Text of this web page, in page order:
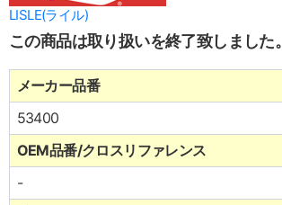
LISLE(ライル)
この商品は取り扱いを終了致しました。
メーカー品番
53400
OEM品番/クロスリファレンス
-